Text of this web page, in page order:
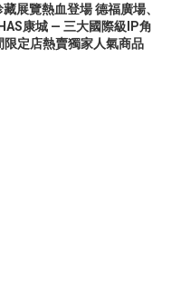
展覽熱血登場 德福廣場、
康城 — 三大國際級IP角
限定店熱賣獨家人氣商品